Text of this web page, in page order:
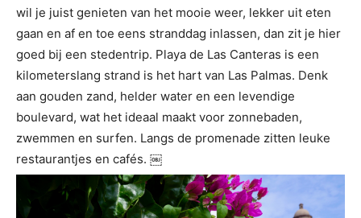
wil je juist genieten van het mooie weer, lekker uit eten
gaan en af en toe eens stranddag inlassen, dan zit je hier
goed bij een stedentrip. Playa de Las Canteras is een
kilometerslang strand is het hart van Las Palmas. Denk
aan gouden zand, helder water en een levendige
boulevard, wat het ideaal maakt voor zonnebaden,
zwemmen en surfen. Langs de promenade zitten leuke
restaurantjes en cafés. ￼